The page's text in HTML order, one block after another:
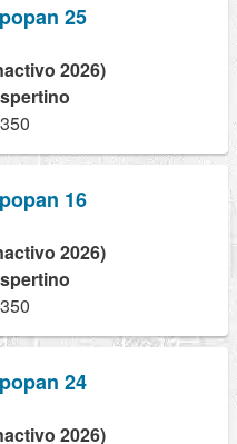
25
2026)
16
2026)
24
2026)